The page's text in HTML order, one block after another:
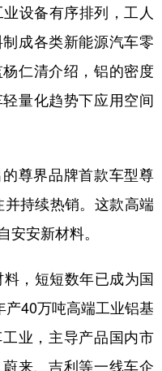
设备有序排列，工人
成各类新能源汽车零
仁清介绍，铝的密度
量化趋势下应用空间
尊界品牌首款车型尊
持续热销。这款高端
安新材料。
，短短数年已成为国
产40万吨高端工业铝基
业，主导产品国内市
来、吉利等一线车企